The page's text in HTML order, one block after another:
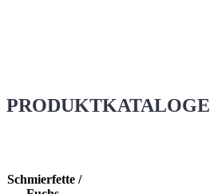
PRODUKTKATALOGE
Schmierfette /